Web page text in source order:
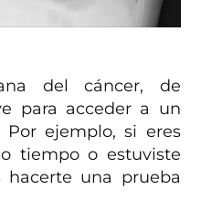
del cáncer, de
para acceder a un
ejemplo, si eres
tiempo o estuviste
hacerte una prueba